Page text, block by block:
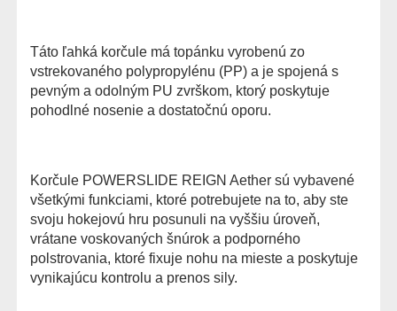
Táto ľahká korčule má topánku vyrobenú zo
vstrekovaného polypropylénu (PP) a je spojená s
pevným a odolným PU zvrškom, ktorý poskytuje
pohodlné nosenie a dostatočnú oporu.
Korčule POWERSLIDE REIGN Aether sú vybavené
všetkými funkciami, ktoré potrebujete na to, aby ste
svoju hokejovú hru posunuli na vyššiu úroveň,
vrátane voskovaných šnúrok a podporného
polstrovania, ktoré fixuje nohu na mieste a poskytuje
vynikajúcu kontrolu a prenos sily.